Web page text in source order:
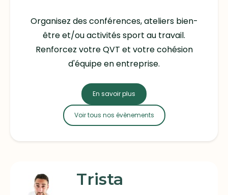
Organisez des conférences, ateliers bien-
être et/ou activités sport au travail.
Renforcez votre QVT et votre cohésion
d'équipe en entreprise.
En savoir plus
Voir tous nos évènements
Trista